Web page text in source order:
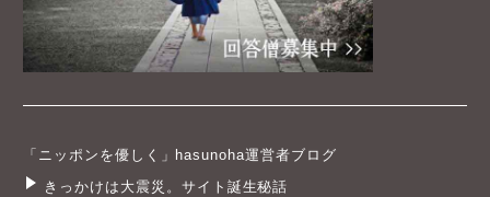
「ニッポンを優しく」hasunoha運営者ブログ
きっかけは大震災。サイト誕生秘話